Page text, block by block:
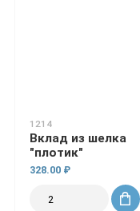
1214
Вклад из шелка
"плотик"
328.00 ₽